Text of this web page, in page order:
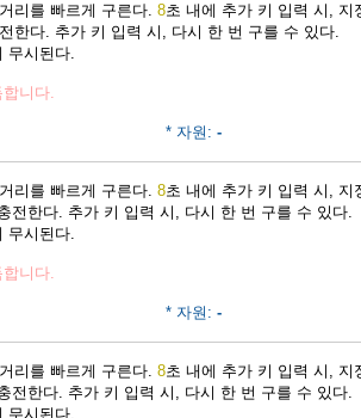
거리를 빠르게 구른다. 8초 내에 추가 키 입력 시, 지
한다. 추가 키 입력 시, 다시 한 번 구를 수 있다.
무시된다.
니다.
* 자원: -
거리를 빠르게 구른다. 8초 내에 추가 키 입력 시, 지
전한다. 추가 키 입력 시, 다시 한 번 구를 수 있다.
무시된다.
니다.
* 자원: -
거리를 빠르게 구른다. 8초 내에 추가 키 입력 시, 지
전한다. 추가 키 입력 시, 다시 한 번 구를 수 있다.
무시된다.